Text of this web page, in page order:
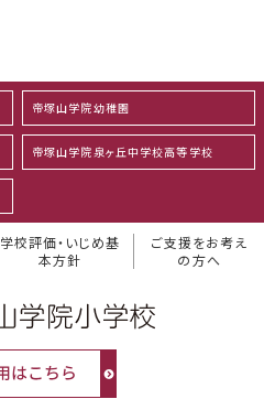
帝塚山学院幼稚園
帝塚山学院泉ヶ丘中学校高等学校
学校評価・いじめ基
本方針
ご支援をお考え
の方へ